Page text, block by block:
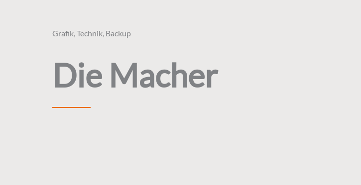
Grafik, Technik, Backup
Die Macher